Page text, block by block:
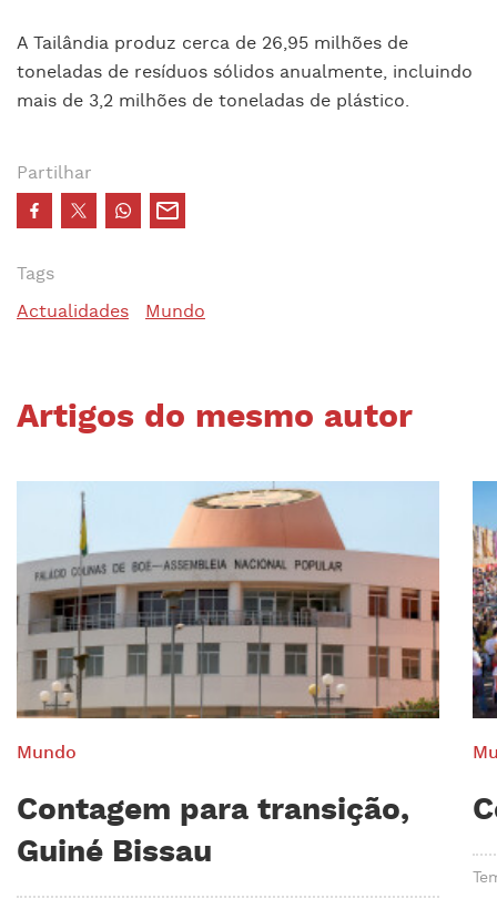
A Tailândia produz cerca de 26,95 milhões de
toneladas de resíduos sólidos anualmente, incluindo
mais de 3,2 milhões de toneladas de plástico.
Partilhar
Tags
Actualidades
Mundo
Artigos do mesmo autor
Mundo
Contagem para transição,
Guiné Bissau